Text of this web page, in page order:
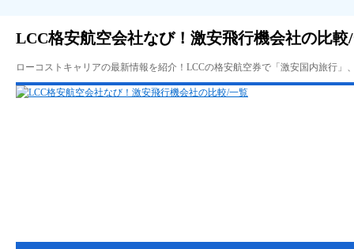
LCC格安航空会社なび！激安飛行機会社の比較
ローコストキャリアの最新情報を紹介！LCCの格安航空券で「激安国内旅行